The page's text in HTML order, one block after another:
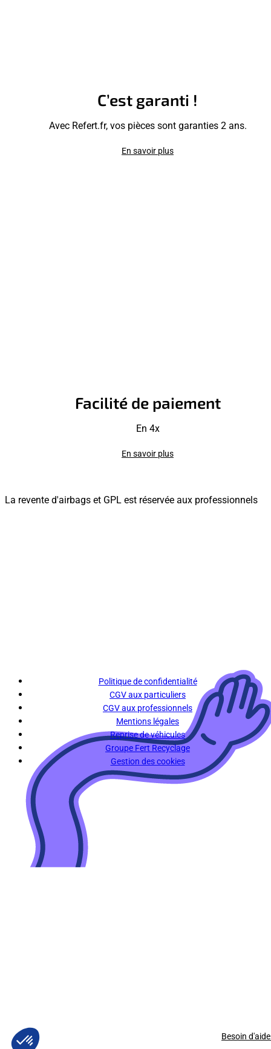
C’est garanti !
Avec Refert.fr, vos pièces sont garanties 2 ans.
En savoir plus
Facilité de paiement
En 4x
En savoir plus
La revente d'airbags et GPL est réservée aux professionnels
Politique de confidentialité
CGV aux particuliers
CGV aux professionnels
Mentions légales
Reprise de véhicules
Groupe Fert Recyclage
Gestion des cookies
Besoin